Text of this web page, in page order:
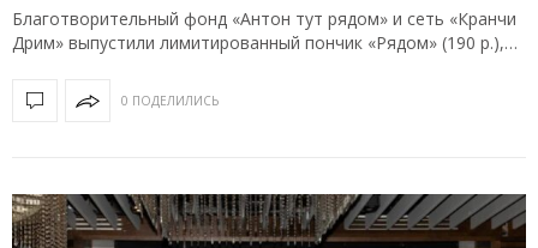
Благотворительный фонд «Антон тут рядом» и сеть «Кранчи
Дрим» выпустили лимитированный пончик «Рядом» (190 р.),…
0 ПОДЕЛИЛИСЬ